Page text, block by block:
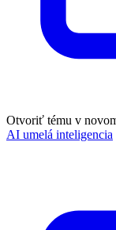
Otvoriť tému v
AI umelá inteligencia